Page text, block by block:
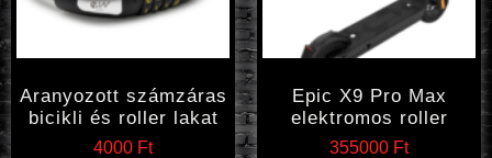
Aranyozott számzáras
bicikli és roller lakat
4000 Ft
Epic X9 Pro Max
elektromos roller
355000 Ft